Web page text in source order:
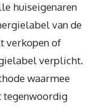
huiseigenaren
van de
verkopen of
verplicht.
waarmee
tegenwoordig